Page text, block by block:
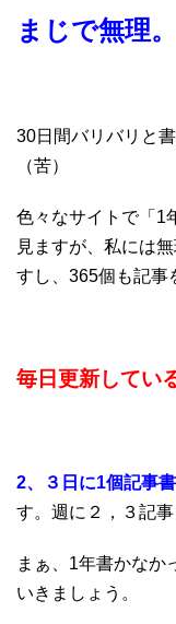
まじで無理。
30日間バリバリと
（苦）
色々なサイトで「1
見ますが、私には
すし、365個も記事
毎日更新してい
2、３日に1個記事
す。週に２，３記事
まぁ、1年書かなか
いきましょう。